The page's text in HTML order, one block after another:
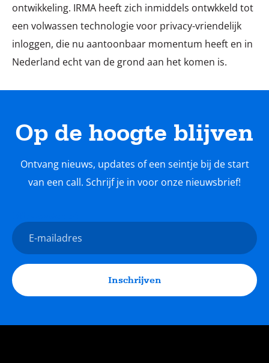
ontwikkeling. IRMA heeft zich inmiddels ontwkkeld tot
een volwassen technologie voor privacy-vriendelijk
inloggen, die nu aantoonbaar momentum heeft en in
Nederland echt van de grond aan het komen is.
Op de hoogte blijven
Ontvang nieuws, updates of een seintje bij de start
van een call. Schrijf je in voor onze nieuwsbrief!
E-
mailadres
Inschrijven